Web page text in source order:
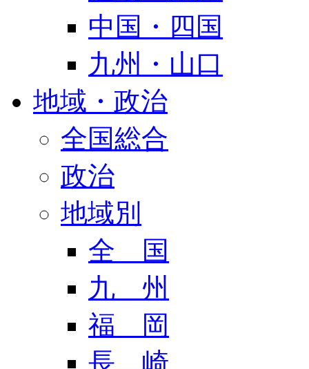
中国・四国
九州・山口
地域・政治
全国総合
政治
地域別
全 国
九 州
福 岡
長 崎